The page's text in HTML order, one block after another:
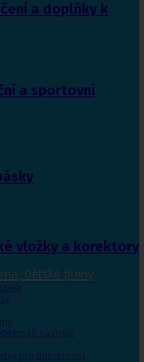
a doplňky k
a sportovní
vložky a korektory
Dětské pleny
nástroje
pro domácnost